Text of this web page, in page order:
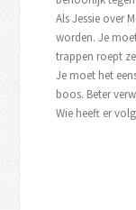
Als Jessie over
worden. Je
trappen roept
Je moet het
boos. Beter
Wie heeft er